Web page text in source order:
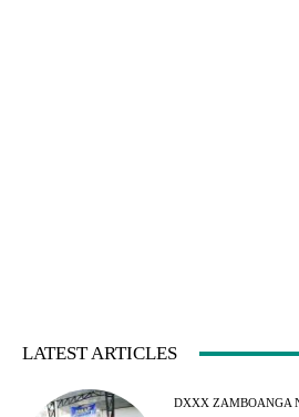
LATEST ARTICLES
DXXX ZAMBOANGA